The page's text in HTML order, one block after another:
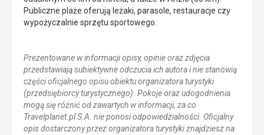
Publiczne plaże oferują leżaki, parasole, restauracje czy
wypożyczalnie sprzętu sportowego.
Prezentowane w informacji opisy, opinie oraz zdjęcia
przedstawiają subiektywne odczucia ich autora i nie stanowią
części oficjalnego opisu obiektu organizatora turystyki
(przedsiębiorcy turystycznego). Pokoje oraz udogodnienia
mogą się różnić od zawartych w informacji, za co
Travelplanet.pl S.A. nie ponosi odpowiedzialności. Oficjalny
opis dostarczony przez organizatora turystyki znajdziesz na